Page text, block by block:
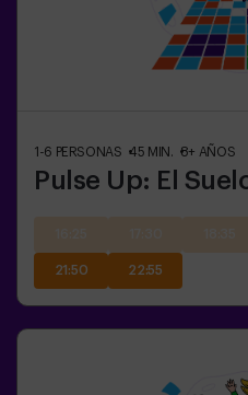
1-6 PERSONAS 45 MIN. 8+ AÑOS
Pulse Up: El
21:50 22:55